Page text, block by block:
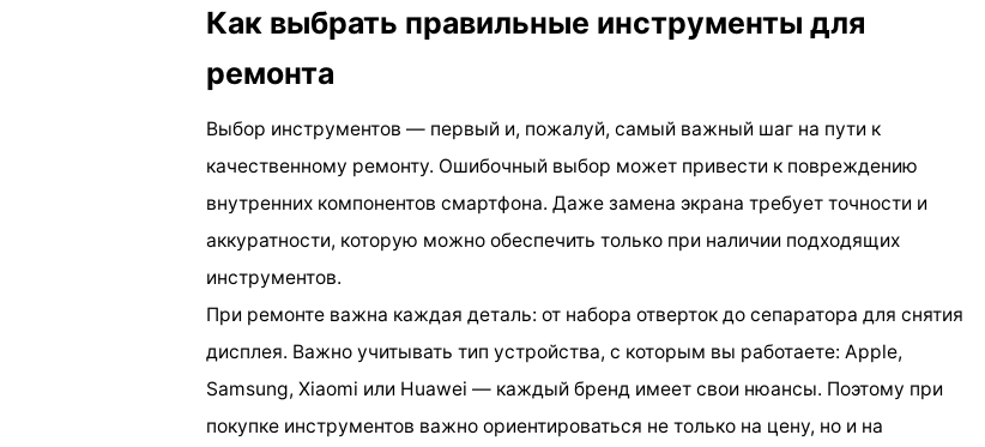
Как выбрать правильные инструменты для
ремонта
Выбор инструментов — первый и, пожалуй, самый важный шаг на пути к
качественному ремонту. Ошибочный выбор может привести к повреждению
внутренних компонентов смартфона. Даже замена экрана требует точности и
аккуратности, которую можно обеспечить только при наличии подходящих
инструментов.
При ремонте важна каждая деталь: от набора отверток до сепаратора для снятия
дисплея. Важно учитывать тип устройства, с которым вы работаете: Apple,
Samsung, Xiaomi или Huawei — каждый бренд имеет свои нюансы. Поэтому при
покупке инструментов важно ориентироваться не только на цену, но и на